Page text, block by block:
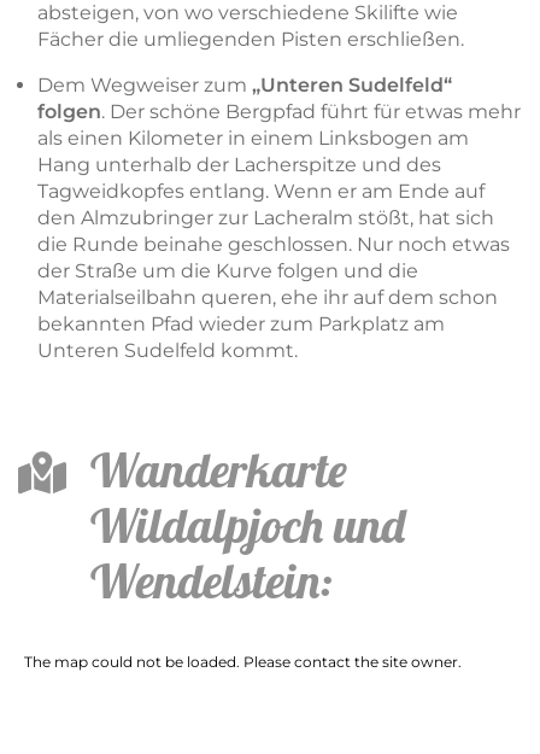
absteigen, von wo verschiedene Skilifte wie
Fächer die umliegenden Pisten erschließen.
Dem Wegweiser zum „Unteren Sudelfeld“
folgen. Der schöne Bergpfad führt für etwas mehr
als einen Kilometer in einem Linksbogen am
Hang unterhalb der Lacherspitze und des
Tagweidkopfes entlang. Wenn er am Ende auf
den Almzubringer zur Lacheralm stößt, hat sich
die Runde beinahe geschlossen. Nur noch etwas
der Straße um die Kurve folgen und die
Materialseilbahn queren, ehe ihr auf dem schon
bekannten Pfad wieder zum Parkplatz am
Unteren Sudelfeld kommt.
Wanderkarte
Wildalpjoch und
Wendelstein:
The map could not be loaded. Please contact the site owner.